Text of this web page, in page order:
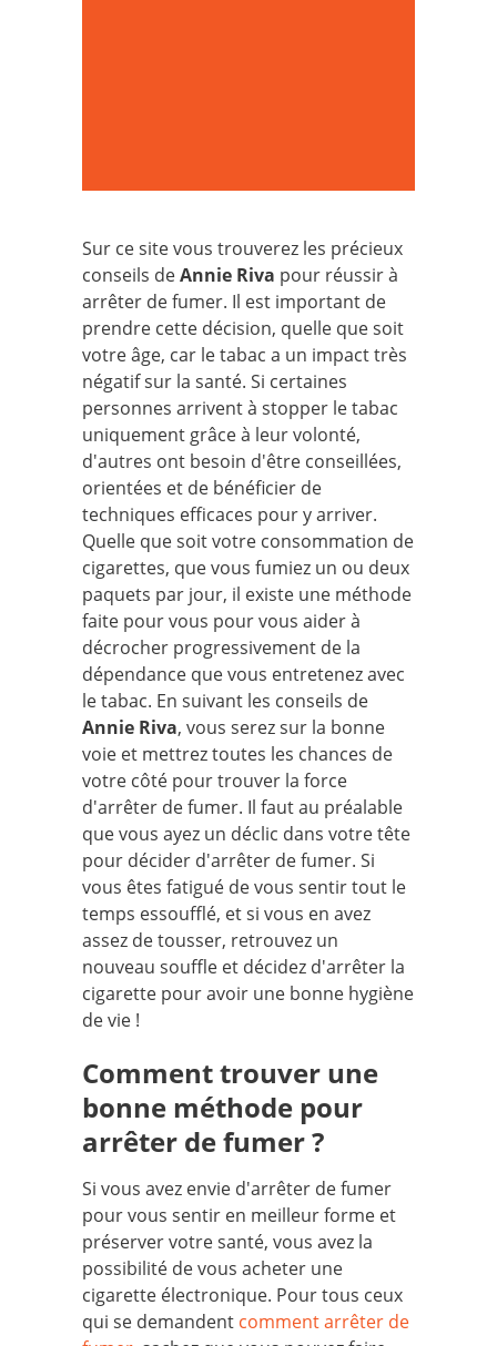
Sur ce site vous trouverez les précieux
conseils deAnnie Riva pour réussir à
arrêter de fumer. Il est important de
prendre cette décision, quelle que soit
votre âge, car le tabac a un impact très
négatif sur la santé. Si certaines
personnes arrivent à stopper le tabac
uniquement grâce à leur volonté,
d'autres ont besoin d'être conseillées,
orientées et de bénéficier de
techniques efficaces pour y arriver.
Quelle que soit votre consommation de
cigarettes, que vous fumiez un ou deux
paquets par jour, il existe une méthode
faite pour vous pour vous aider à
décrocher progressivement de la
dépendance que vous entretenez avec
le tabac. En suivant les conseils de
Annie Riva, vous serez sur la bonne
voie et mettrez toutes les chances de
votre côté pour trouver la force
d'arrêter de fumer. Il faut au préalable
que vous ayez un déclic dans votre tête
pour décider d'arrêter de fumer. Si
vous êtes fatigué de vous sentir tout le
temps essoufflé, et si vous en avez
assez de tousser, retrouvez un
nouveau souffle et décidez d'arrêter la
cigarette pour avoir une bonne hygiène
de vie !
Comment trouver une
bonne méthode pour
arrêter de fumer ?
Si vous avez envie d'arrêter de fumer
pour vous sentir en meilleur forme et
préserver votre santé, vous avez la
possibilité de vous acheter une
cigarette électronique. Pour tous ceux
qui se demandent comment arrêter de